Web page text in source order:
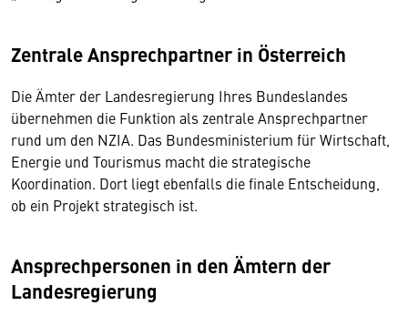
Zentrale Ansprechpartner in Österreich
Die Ämter der Landesregierung Ihres Bundeslandes
übernehmen die Funktion als zentrale Ansprechpartner
rund um den NZIA. Das Bundesministerium für Wirtschaft,
Energie und Tourismus macht die strategische
Koordination. Dort liegt ebenfalls die finale Entscheidung,
ob ein Projekt strategisch ist.
Ansprechpersonen in den Ämtern der
Landesregierung